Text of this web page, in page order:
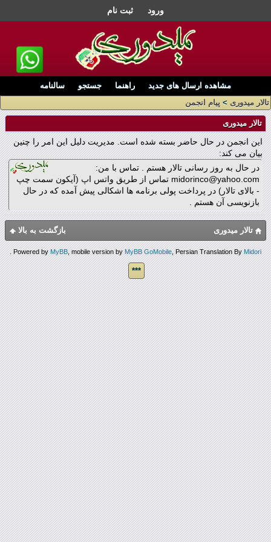
ورود ثبت نام
مشاهده ارسال های جدید راهنما جستجو
سالنامه
تالار میدوری > پیام انجمن
تالار میدوری
این انجمن در حال حاضر بسته شده است. مدیریت دلیل این امر را چنین
بیان می کند:
در حال به روز رسانی تالار هستم . تماس با من:
midorinco@yahoo.com تماس از طریق واتس اپ (آیکون سمت چپ
- بالای تالار) در پرداخت پولی برنامه ها اشکالی پیش آمده که در حال
بازنویسی آن هستم .
بازگشت به بالا تالار میدوری
Powered byMyBB, mobile version byMyBB GoMobile, Persian Translation ByMidori
.
***